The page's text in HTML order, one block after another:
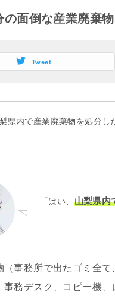
の面倒な産業廃棄
Tweet
梨県内で産業廃棄物を処分
「はい、 山梨県内
（事務所で出たゴミ全
事務デスク、コピー機